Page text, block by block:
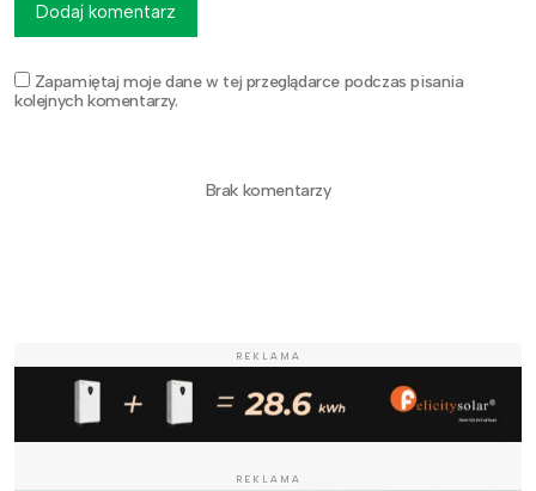
Zapamiętaj moje dane w tej przeglądarce podczas pisania
kolejnych komentarzy.
Dodaj komentarz
Brak komentarzy
REKLAMA
REKLAMA